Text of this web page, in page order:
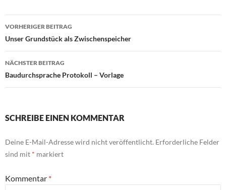
Beitragsnavigation
VORHERIGER BEITRAG
Unser Grundstück als Zwischenspeicher
NÄCHSTER BEITRAG
Baudurchsprache Protokoll – Vorlage
SCHREIBE EINEN KOMMENTAR
Deine E-Mail-Adresse wird nicht veröffentlicht. Erforderliche Felder
sind mit * markiert
Kommentar *